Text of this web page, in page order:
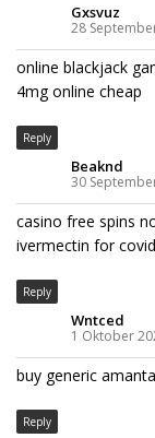
Gxsvuz
28
online blackjack
4mg online cheap
Reply
Beaknd
30
casino free spins
ivermectin for covid
Reply
Wntced
1 Oktober
buy generic
Reply